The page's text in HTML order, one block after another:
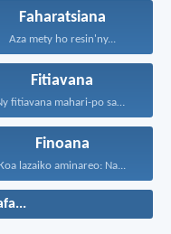
Faharatsiana
Aza mety ho resin'ny...
Fitiavana
Ny fitiavana mahari-po sady...
Finoana
lazaiko aminareo: Na...